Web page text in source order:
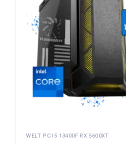
WELT PC I5 13400F RX 5600XT